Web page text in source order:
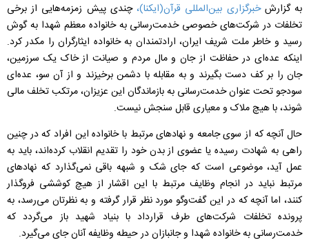
به گزارشخبرگزاری بین‌المللی قرآن(ایکنا)،چندی ‌پیش زمزمه‌هایی از برخی
تخلفات در شرکت‌های خصوصی خدمت‌رسانی به خانواده معظم شهدا به گوش
رسید و خاطر ملت شریف ایران، ارادتمندان به خانواده ایثارگران را مکدر کرد.
اینکه عده‌ای در حفاظت از جان و مال مردم و صیانت از خاک یک سرزمین،‌
جان را بر کف دست بگیرند و به مقابله با دشمن برخیزند و از آن سو، عده‌ای
سودجو تحت عنوان خدمت‌رسانی به بازماندگان این عزیزان، مرتکب تخلف مالی
شوند، با هیچ ملاک و معیاری قابل سنجش نیست.
حال آنچه که از سوی جامعه و نهادهای مرتبط با خانواده این افراد که در چنین
راهی به شهادت رسیده یا عضوی از بدن خود را تقدیم انقلاب کرده‌اند، باید به
عمل آید، موضوعی است که جای شک و شبهه باقی نمی‌گذارد که نهادهای
مرتبط نباید در انجام وظایف مرتبط با این اقشار از هیچ کوششی فروگذار
کنند، اما آنچه که در این گفت‌وگو مورد نظر قرار گرفته و به نظرتان می‌رسد، به
پرونده تخلفات شرکت‌های طرف قرارداد با بنیاد شهید باز می‌گردد که
خدمت‌رسانی به خانواده شهدا و جانبازان در حیطه وظایفه آنان جای می‌گیرد.